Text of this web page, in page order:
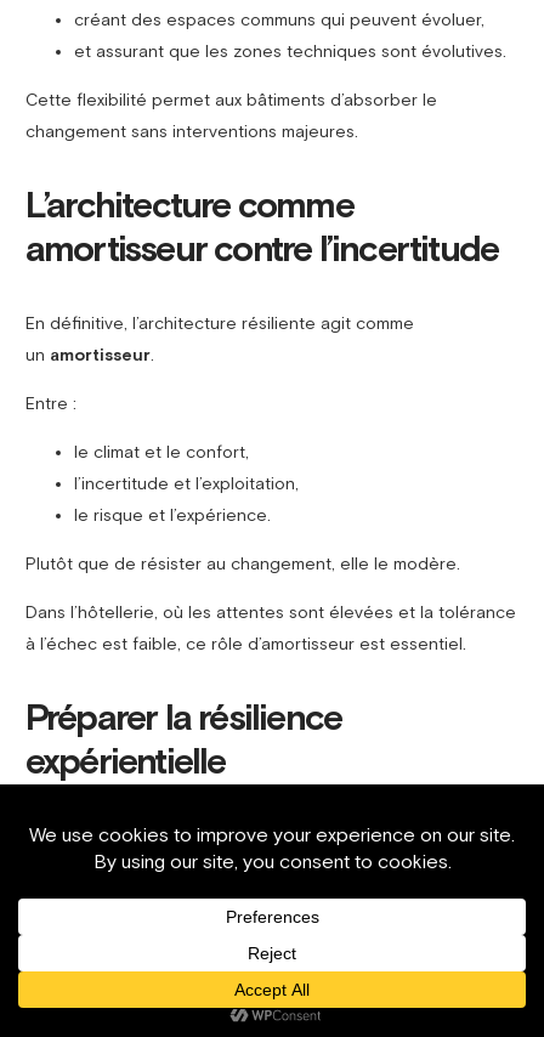
créant des espaces communs qui peuvent évoluer,
et assurant que les zones techniques sont évolutives.
Cette flexibilité permet aux bâtiments d’absorber le
changement sans interventions majeures.
L’architecture comme
amortisseur contre l’incertitude
En définitive, l’architecture résiliente agit comme
un amortisseur.
Entre :
le climat et le confort,
l’incertitude et l’exploitation,
le risque et l’expérience.
Plutôt que de résister au changement, elle le modère.
Dans l’hôtellerie, où les attentes sont élevées et la tolérance
à l’échec est faible, ce rôle d’amortisseur est essentiel.
Préparer la résilience
expérientielle
À ce stade, la résilience a été abordée structurellement et
opérationnellement.
expérientiel:
Comment la résilience affecte-t-elle la perception des
La résilience peut-elle enrichir, plutôt que diminuer,